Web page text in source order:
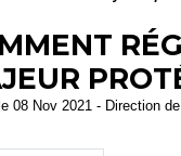
08 Nov 2021 - Direction